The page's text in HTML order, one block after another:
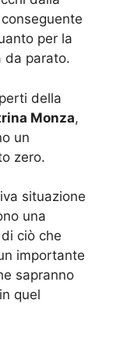
per la
da parato.
della
Monza,
un
zero.
situazione
una
ciò che
importante
sapranno
quel